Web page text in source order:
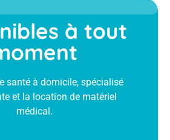
à tout
santé à domicile, spécialisé
et la location de matériel
médical.